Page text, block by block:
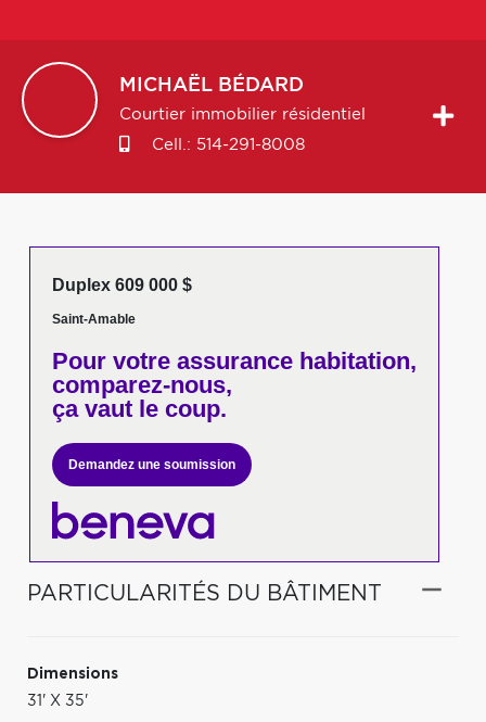
MICHAËL BÉDARD
Courtier immobilier résidentiel
Cell.: 514-291-8008
Duplex 609 000 $
Saint-Amable
Pour votreassurance habitation,
comparez-nous,
ça vaut le coup.
Demandez une soumission
PARTICULARITÉS DU BÂTIMENT
Dimensions
31' X 35'